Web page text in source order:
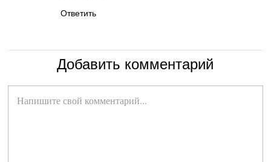
Ответить
Добавить комментарий